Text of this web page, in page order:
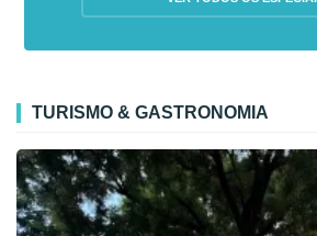
TURISMO & GASTRONOMIA